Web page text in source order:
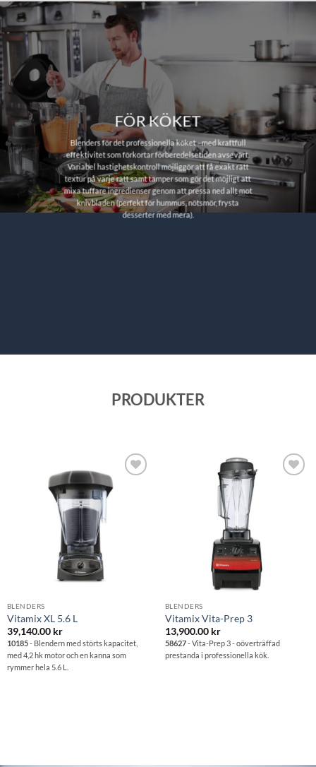
FÖR KÖKET
Blenders för det professionella köket –med kraftfull
effektivitet som förkortar förberedelsetiden avsevärt.
Variabel hastighetskontroll möjliggör att få exakt rätt
textur på varje rätt samt tamper som gör det möjligt att
mixa tuffare ingredienser genom att pressa ned allt mot
knivbladen (perfekt för hummus, nötsmör, frysta
desserter med mera).
PRODUKTER
Lägg till i
önskelistan
BLENDERS
Vitamix XL 5.6 L
39,140.00 kr
10185- Blendern med störts kapacitet,
med 4,2 hk motor och en kanna som
rymmer hela 5.6 L.
BLENDERS
Vitamix Vita-Prep 3
13,900.00 kr
58627- Vita-Prep 3 - oöverträffad
prestanda i professionella kök.